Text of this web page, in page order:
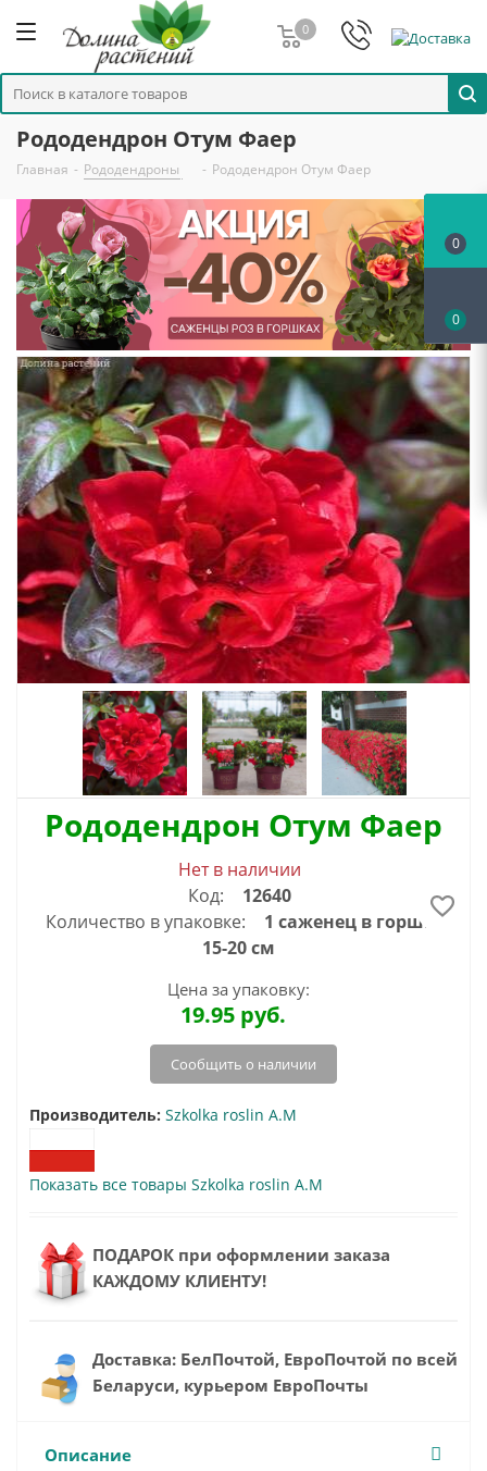
0
Рододендрон Отум Фаер
Главная - Рододендроны - Рододендрон Отум Фаер
Рододендрон Отум Фаер
Нет в наличии
Код:
12640
Количество в упаковке:
1 саженец в горшке
15-20 см
Цена за упаковку:
19.95руб.
Сообщить о наличии
Производитель: Szkolka roslin A.M
Показать все товары Szkolka roslin A.M
ПОДАРОК при оформлении заказа
КАЖДОМУ КЛИЕНТУ!
Доставка: БелПочтой, ЕвроПочтой по всей
Беларуси, курьером ЕвроПочты
Описание
0
0